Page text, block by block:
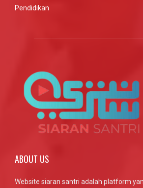
Pendidikan
ABOUT US
Website siaran santri adalah platform